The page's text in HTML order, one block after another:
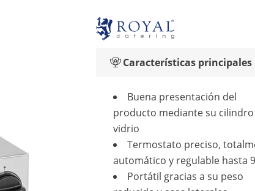
Características principales
Buena presentación del
producto mediante su
vidrio
Termostato preciso,
automático y regulable hasta
Portátil gracias a su peso